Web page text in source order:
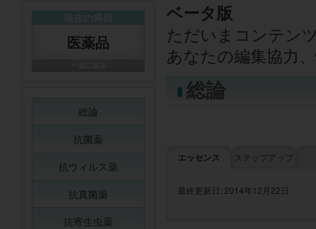
ベータ版
ただいまコンテン
あなたの編集協力
総論
エッセンス ステップアップ
最終更新日: 2014年12月22日
医薬品
総論
抗菌薬
抗ウィルス薬
抗真菌薬
抗寄生虫薬